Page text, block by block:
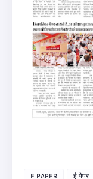
E PAPER ई पेपर